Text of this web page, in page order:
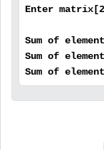
Enter
Sum of
Sum of
Sum of